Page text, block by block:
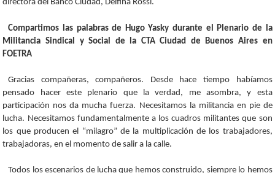
directora del Banco Ciudad, Delfina Rossi.
Compartimos las palabras de Hugo Yasky durante el Plenario de la
Militancia Sindical y Social de la CTA Ciudad de Buenos Aires en
FOETRA
Gracias compañeras, compañeros. Desde hace tiempo habíamos
pensado hacer este plenario que la verdad, me asombra, y esta
participación nos da mucha fuerza. Necesitamos la militancia en pie de
lucha. Necesitamos fundamentalmente a los cuadros militantes que son
los que producen el “milagro” de la multiplicación de los trabajadores,
trabajadoras, en el momento de salir a la calle.
Todos los escenarios de lucha que hemos construido, siempre lo hemos